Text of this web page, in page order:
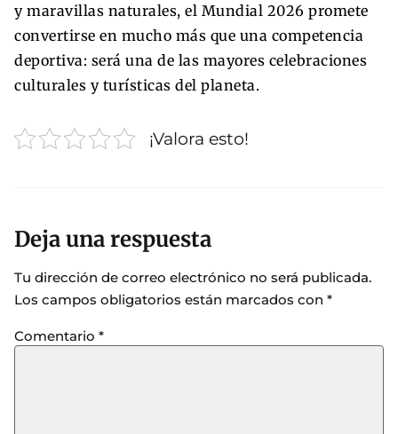
y maravillas naturales, el Mundial 2026 promete
convertirse en mucho más que una competencia
deportiva: será una de las mayores celebraciones
culturales y turísticas del planeta.
¡Valora esto!
Deja una respuesta
Tu dirección de correo electrónico no será publicada.
Los campos obligatorios están marcados con *
Comentario *